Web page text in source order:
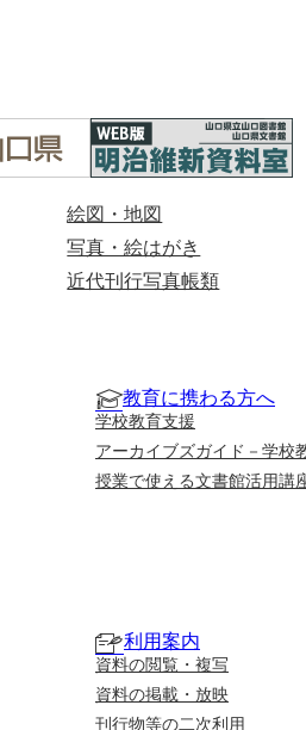
絵図・地図
写真・絵はがき
近代刊行写真帳類
教育に携わる方へ
学校教育支援
アーカイブズガイド－学校
授業で使える文書館活用講
利用案内
資料の閲覧・複写
資料の掲載・放映
刊行物等の二次利用